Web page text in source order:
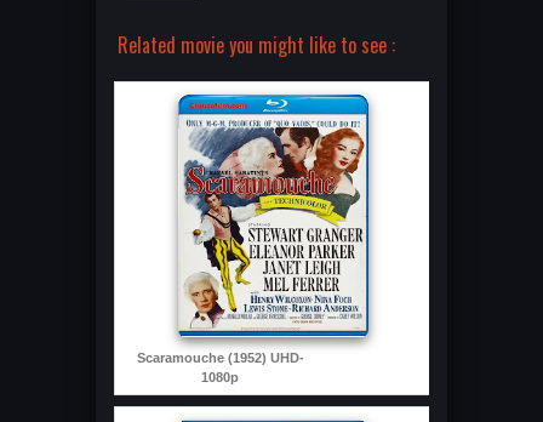
Related movie you might like to see :
Scaramouche (1952) UHD-
1080p